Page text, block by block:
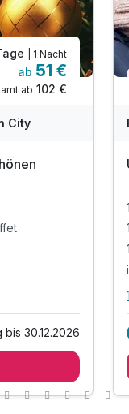
| 1 Nacht
ab 51 €
ab 102 €
City
bis 30.12.2026